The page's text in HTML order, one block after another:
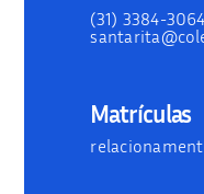
(31) 3384-3064
Matrículas